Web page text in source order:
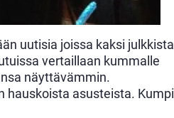
uutisia joissa kaksi julkkista
vertaillaan kummalle
näyttävämmin.
hauskoista asusteista. Kumpi